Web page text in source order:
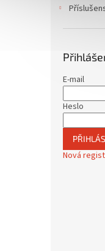
E-mail
Heslo
Nová